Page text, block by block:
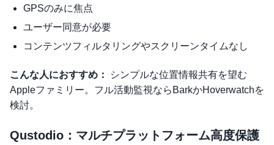
GPSのみに焦点
ユーザー同意が必要
コンテンツフィルタリングやスクリーンタイムなし
こんな人におすすめ：
シンプルな位置情報共有を望む
Appleファミリー。フル活動監視ならBarkかHoverwatchを
検討。
Qustodio：マルチプラットフォーム高度保護